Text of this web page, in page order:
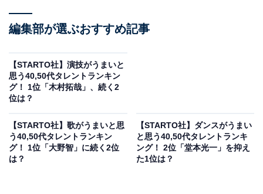
A post shared by 井ノ原 快彦 (@inohara.yoshihiko)
元V6のメンバーである井ノ原さんは、現在は坂本昌行さ
ん、長野博さんとのユニット「20th Century」で活動
編集部が選ぶおすすめ記事
【STARTO社】演技がうまいと
思う40,50代タレントランキン
グ！ 1位「木村拓哉」、続く2
位は？
【STARTO社】歌がうまいと思
う40,50代タレントランキン
グ！ 1位「大野智」に続く2位
は？
【STARTO社】ダンスがうまい
と思う40,50代タレントランキ
ング！ 2位「堂本光一」を抑え
た1位は？